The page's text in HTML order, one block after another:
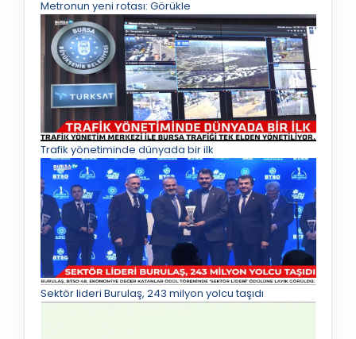
Metronun yeni rotası: Görükle
Trafik yönetiminde dünyada bir ilk
Sektör lideri Burulaş, 243 milyon yolcu taşıdı